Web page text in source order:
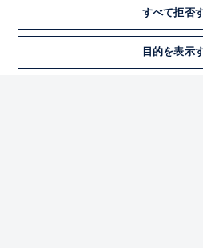
プライバシー・ポリシー
すべて拒否
目的を表示